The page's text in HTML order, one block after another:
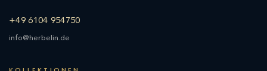
+49 6104 954750
info@herbelin.de